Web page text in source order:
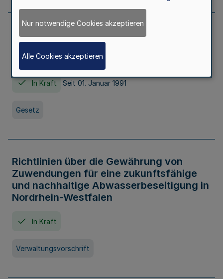
Erstes Gesetz zur Ausführung des
Kinder- und Jugendhilfegesetzes - AG -
KJHG -
In Kraft Seit 01. Januar 1991
Gesetz
Richtlinien über die Gewährung von
Zuwendungen für eine zukunftsfähige
und nachhaltige Abwasserbeseitigung in
Nordrhein-Westfalen
In Kraft
Verwaltungsvorschrift
Nur notwendige Cookies akzeptieren
Alle Cookies akzeptieren